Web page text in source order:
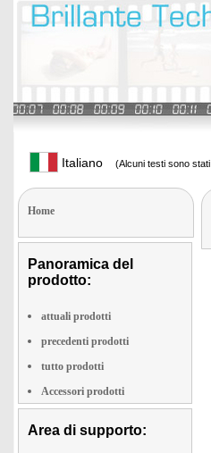
Italiano (Alcuni testi sono
Home
Panoramica del
prodotto:
attuali prodotti
precedenti prodotti
tutto prodotti
Accessori prodotti
Area di supporto: